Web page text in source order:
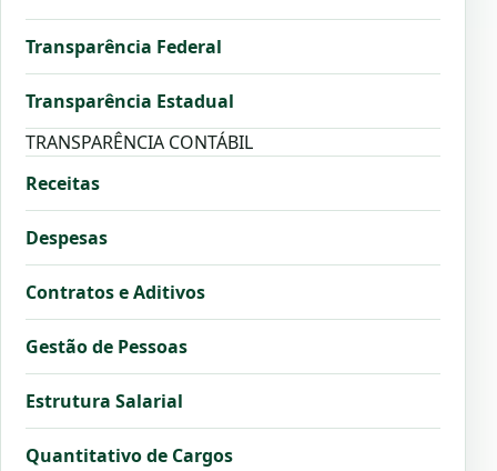
Transparência Federal
Transparência Estadual
TRANSPARÊNCIA CONTÁBIL
Receitas
Despesas
Contratos e Aditivos
Gestão de Pessoas
Estrutura Salarial
Quantitativo de Cargos